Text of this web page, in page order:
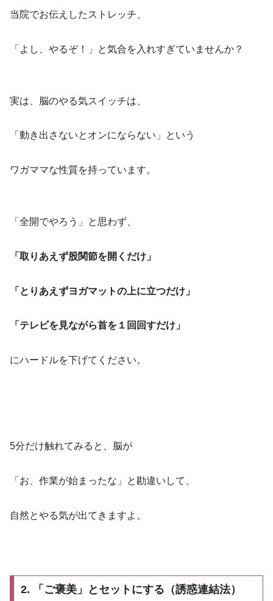
当院でお伝えしたストレッチ、
「よし、やるぞ！」と気合を入れすぎていませんか？
実は、脳のやる気スイッチは、
「動き出さないとオンにならない」という
ワガママな性質を持っています。
「全開でやろう」と思わず、
「取りあえず股関節を開くだけ」
「とりあえずヨガマットの上に立つだけ」
「テレビを見ながら首を１回回すだけ」
にハードルを下げてください。
5分だけ触れてみると、脳が
「お、作業が始まったな」と勘違いして、
自然とやる気が出てきますよ。
2. 「ご褒美」とセットにする（誘惑連結法）